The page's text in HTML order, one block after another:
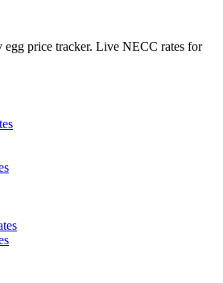
egg price tracker. Live NECC rates for